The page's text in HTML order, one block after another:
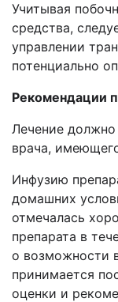
Учитывая
средства,
управлении
потенциально
Рекомендации
Лечение
врача,
Инфузию
домашних
отмечалась
препарата в
о возможности
принимается
оценки и